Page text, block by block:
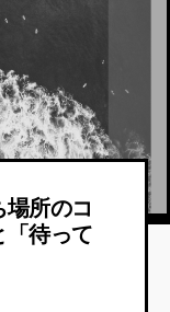
所のコ
「待って